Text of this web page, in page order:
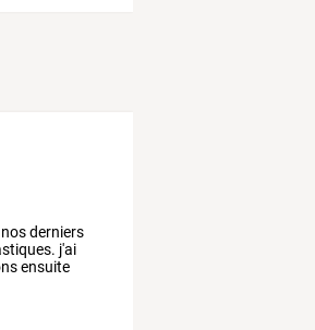
nosderniers
j'ai
ensuite